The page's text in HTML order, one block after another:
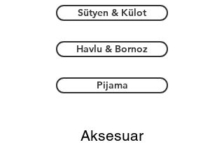
Sütyen & Külot
Havlu & Bornoz
Pijama
Aksesuar